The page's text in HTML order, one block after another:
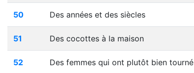
50 Des années et des siècles
51 Des cocottes à la maison
52 Des femmes qui ont plutôt bien tourné